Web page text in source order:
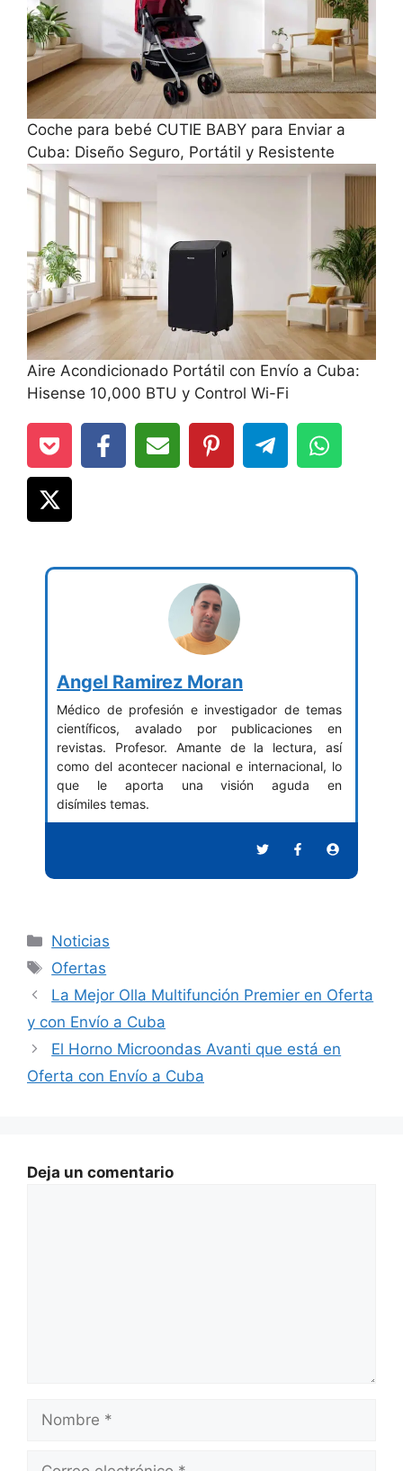
Coche para bebé CUTIE BABY para Enviar a
Cuba: Diseño Seguro, Portátil y Resistente
Aire Acondicionado Portátil con Envío a Cuba:
Hisense 10,000 BTU y Control Wi-Fi
Angel Ramirez Moran
Médico de profesión e investigador de temas
científicos, avalado por publicaciones en
revistas. Profesor. Amante de la lectura, así
como del acontecer nacional e internacional, lo
que le aporta una visión aguda en
disímiles temas.
Categorías
Noticias
Etiquetas
Ofertas
La Mejor Olla Multifunción Premier en Oferta
y con Envío a Cuba
El Horno Microondas Avanti que está en
Oferta con Envío a Cuba
Deja un comentario
Nombre
Correo